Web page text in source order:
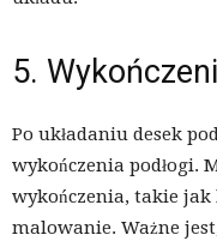
5.
Po układaniu desek
wykończenia podłogi.
wykończenia, takie
malowanie. Ważne